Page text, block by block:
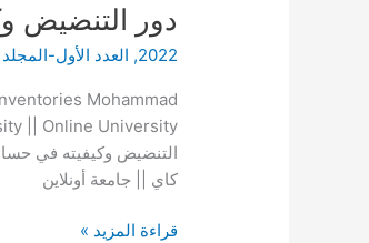
دور التنضيض
2022
, العدد الأول-
Mohammad
التنضيض وكيفيته في
كاي || جامعة أونلاين
التنضيض
وكيفيته
في
حساب
زكاة
عُروض
قراءة المزيد »